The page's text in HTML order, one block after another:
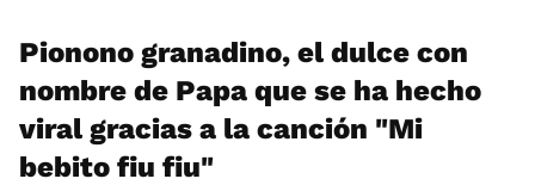
Pionono granadino, el dulce con
nombre de Papa que se ha hecho
viral gracias a la canción "Mi
bebito fiu fiu"